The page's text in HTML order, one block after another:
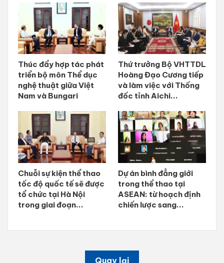
Thúc đẩy hợp tác phát
triển bộ môn Thể dục
nghệ thuật giữa Việt
Nam và Bungari
Thứ trưởng Bộ VHTTDL
Hoàng Đạo Cương tiếp
và làm việc với Thống
đốc tỉnh Aichi...
Chuỗi sự kiện thể thao
tốc độ quốc tế sẽ được
tổ chức tại Hà Nội
trong giai đoạn...
Dự án bình đẳng giới
trong thể thao tại
ASEAN: từ hoạch định
chiến lược sang...
Quay lại